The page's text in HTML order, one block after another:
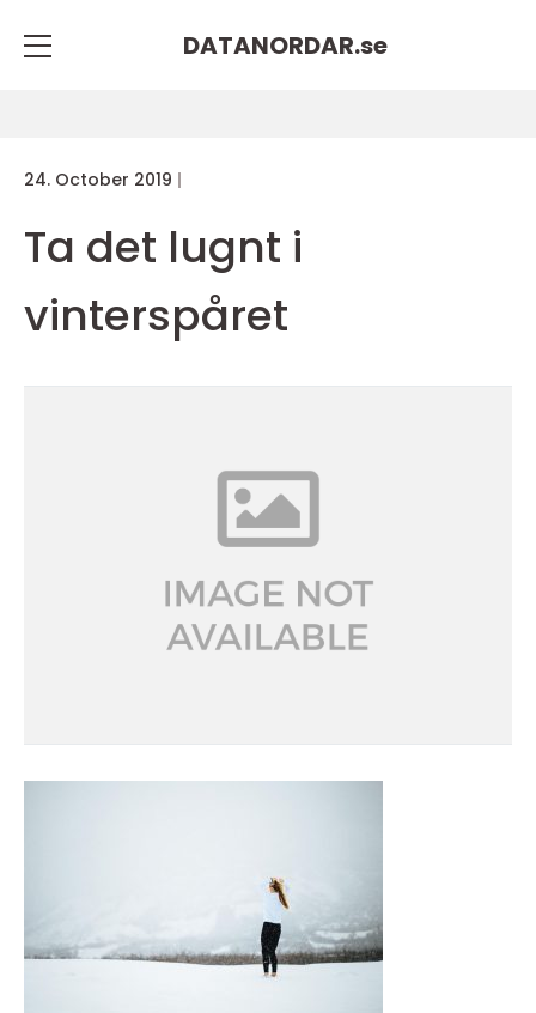
DATANORDAR.se
24. October 2019
Ta det lugnt i
vinterspåret